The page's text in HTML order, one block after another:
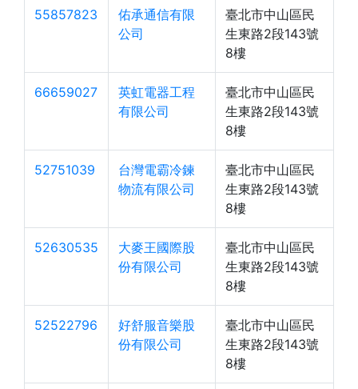
55857823
佑承通信有限
公司
臺北市中山區民
生東路2段143號
8樓
66659027
英虹電器工程
有限公司
臺北市中山區民
生東路2段143號
8樓
52751039
台灣電霸冷鍊
物流有限公司
臺北市中山區民
生東路2段143號
8樓
52630535
大麥王國際股
份有限公司
臺北市中山區民
生東路2段143號
8樓
52522796
好舒服音樂股
份有限公司
臺北市中山區民
生東路2段143號
8樓